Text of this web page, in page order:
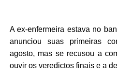
A ex-enfermeira estava no
anunciou suas primeiras
agosto, mas se recusou a
ouvir os veredictos finais e a